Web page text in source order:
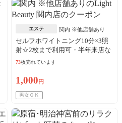
エステ 関内 ※他店舗あり
セルフホワイトニング10分×3照
射☆2枚まで利用可・半年来店な
い方再来可
73枚売れています
1,000 円
男女ＯＫ